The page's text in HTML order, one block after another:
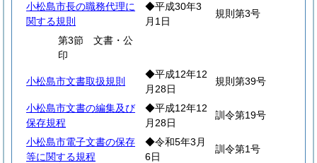
小松島市長の職務代理に
関する規則
◆平成30年3
月1日
規則第3号
第3節 文書・公
印
小松島市文書取扱規則
◆平成12年12
月28日
規則第39号
小松島市文書の編集及び
保存規程
◆平成12年12
月28日
訓令第19号
小松島市電子文書の保存
等に関する規程
◆令和5年3月
6日
訓令第1号